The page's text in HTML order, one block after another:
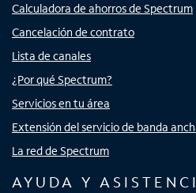
Calculadora de ahorros de Spectrum
Cancelación de contrato
Lista de canales
¿Por qué Spectrum?
Servicios en tu área
Extensión del servicio de banda
La red de Spectrum
AYUDA Y